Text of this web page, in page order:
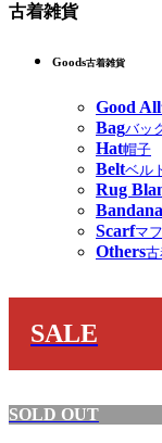
古着雑貨
Goods古着雑貨
Good All
Bagバッ
Hat帽子
Beltベル
Rug
Bandana
Scarfマ
Others
SALE
SOLD OUT